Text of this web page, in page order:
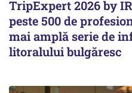
TripExpert 2026 by
peste 500 de
mai amplă serie de
litoralului bulgăresc